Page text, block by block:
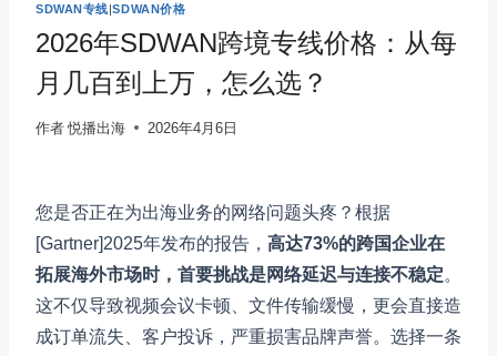
SDWAN专线|SDWAN价格
2026年SDWAN跨境专线价格：从每
月几百到上万，怎么选？
作者 悦播出海 2026年4月6日
您是否正在为出海业务的网络问题头疼？根据
[Gartner]2025年发布的报告， 高达73%的跨国企业在
拓展海外市场时，首要挑战是网络延迟与连接不稳定。
这不仅导致视频会议卡顿、文件传输缓慢，更会直接造
成订单流失、客户投诉，严重损害品牌声誉。选择一条